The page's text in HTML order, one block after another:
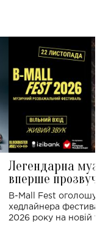
Легендарна
вперше
Україні: де
B-Mall Fest
хедлайнера
2026 року на новій